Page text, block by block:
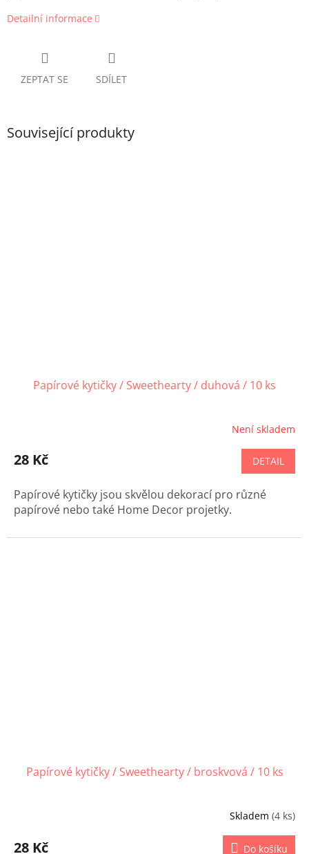
Detailní informace
ZEPTAT SE SDÍLET
Související produkty
Papírové kytičky / Sweethearty / duhová / 10 ks
Není skladem
28 Kč DETAIL
Papírové kytičky jsou skvělou dekorací pro různé
papírové nebo také Home Decor projetky.
Papírové kytičky / Sweethearty / broskvová / 10 ks
Skladem (4 ks)
28 Kč Do košíku